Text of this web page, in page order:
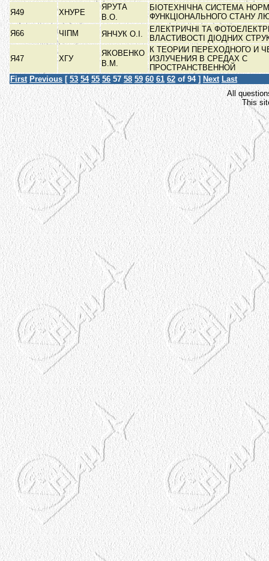
Я49
ХНУРЕ
ЯРУТА
В.О.
БІОТЕХНІЧНА СИСТЕМА
ФУНКЦІОНАЛЬНОГО СТАНУ
Я66
ЧІПМ ЯНЧУК О.І.
ЕЛЕКТРИЧНІ ТА
ВЛАСТИВОСТІ ДІОДНИХ
Я47 ХГУ
ЯКОВЕНКО
В.М.
К ТЕОРИИ ПЕРЕХОДНОГО И
ИЗЛУЧЕНИЯ В СРЕДАХ С
ПРОСТРАНСТВЕННОЙ
First Previous [ 53 54 55 56 57 58 59 60 61 62 of 94 ] Next Last
All
This